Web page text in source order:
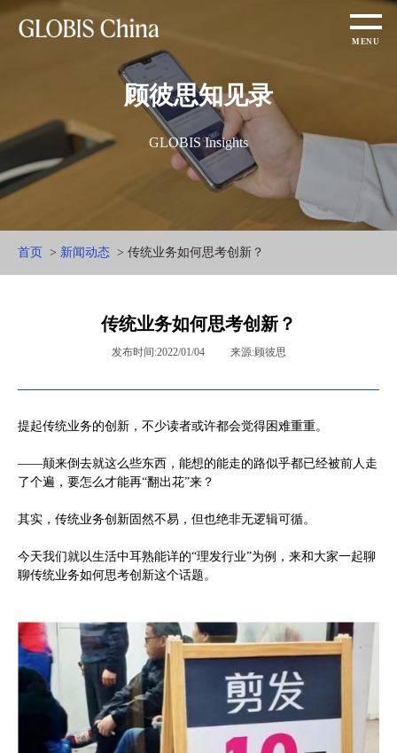
顾彼思知见录
GLOBIS Insights
首页 > 新闻动态 > 传统业务如何思考创新？
传统业务如何思考创新？
发布时间:2022/01/04 来源:顾彼思
提起传统业务的创新，不少读者或许都会觉得困难重重。
——颠来倒去就这么些东西，能想的能走的路似乎都已经被前人走
了个遍，要怎么才能再“翻出花”来？
其实，传统业务创新固然不易，但也绝非无逻辑可循。
今天我们就以生活中耳熟能详的“理发行业”为例，来和大家一起聊
聊传统业务如何思考创新这个话题。